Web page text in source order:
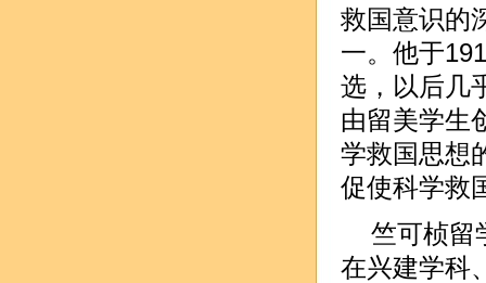
救国意识的
一。他于
选，以后几
由留美学生
学救国思想
促使科学救
竺可桢留
在兴建学科